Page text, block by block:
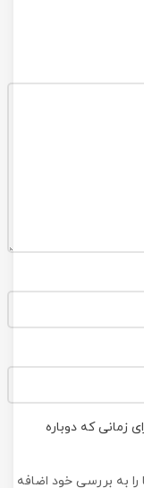
زمانی که دوباره
به بررسی خود اضافه